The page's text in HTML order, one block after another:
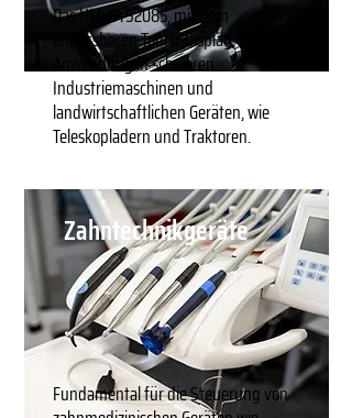
Das HMI SYS2085, mit dem
anpassbaren Touch-Display, findet
Anwendung in schweren
Industriemaschinen und
landwirtschaftlichen Geräten, wie
Teleskopladern und Traktoren.
Zahntechnikgeräte
Fundamental für die Steuerung von